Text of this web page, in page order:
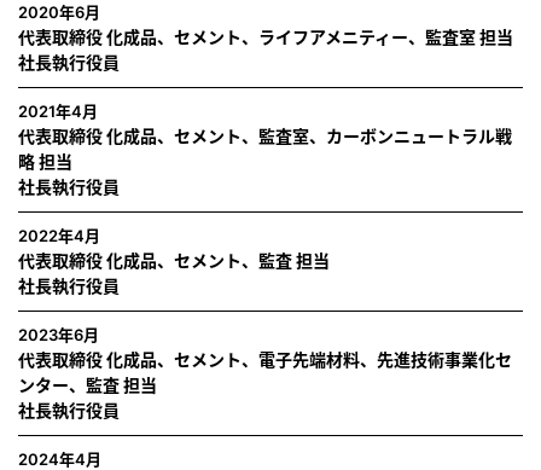
2020年6月
代表取締役 化成品、セメント、ライフアメニティー、監査室 担当
社長執行役員
2021年4月
代表取締役 化成品、セメント、監査室、カーボンニュートラル戦
略 担当
社長執行役員
2022年4月
代表取締役 化成品、セメント、監査 担当
社長執行役員
2023年6月
代表取締役 化成品、セメント、電子先端材料、先進技術事業化セ
ンター、監査 担当
社長執行役員
2024年4月